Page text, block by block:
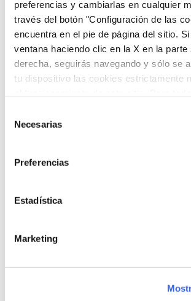
preferencias y cambiarlas en cualquier
través del botón "Configuración de las
encuentra en el pie de página del sitio.
ventana haciendo clic en la X en la parte
derecha, seguirás navegando y sólo se
tu dispositivo las cookies estrictamente
Necesarias
Preferencias
Estadística
Marketing
Gastronomía
Vino, aceite y miel
place
Empoli, Cerreto Guidi,
stars
Denominación
home
Consorcio de referencia
della Valdelsa